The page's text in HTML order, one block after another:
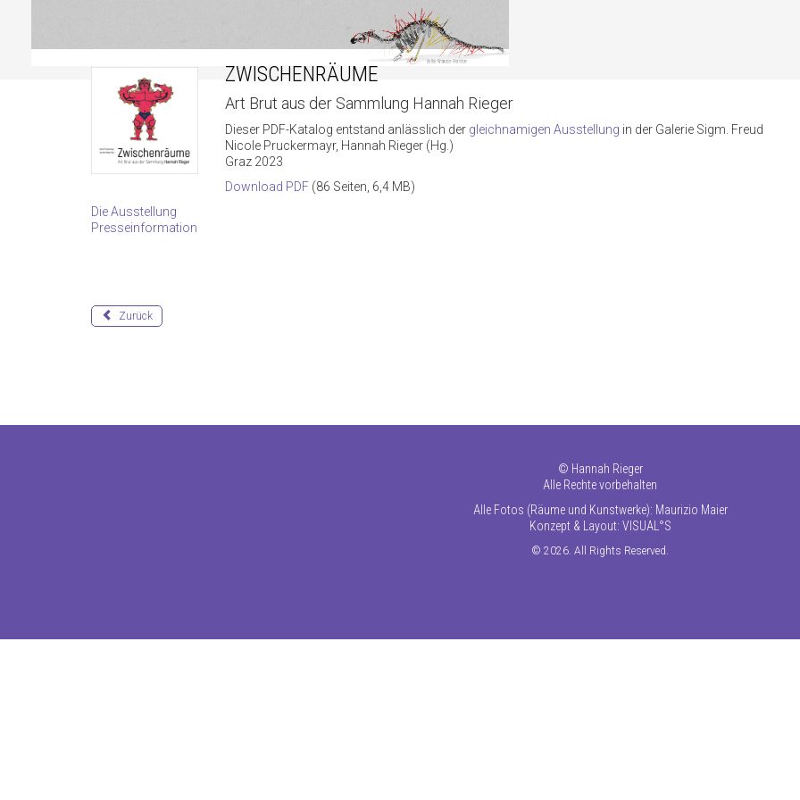
ZWISCHENRÄUME
Art Brut aus der Sammlung Hannah Rieger
Dieser PDF-Katalog entstand anlässlich der gleichnamigen Ausstellung in der Galerie Sigm. Freud
Nicole Pruckermayr, Hannah Rieger (Hg.)
Graz 2023
Download PDF (86 Seiten, 6,4 MB)
Die Ausstellung
Presseinformation
Zurück
© Hannah Rieger
Alle Rechte vorbehalten
Alle Fotos (Räume und Kunstwerke): Maurizio Maier
Konzept & Layout: VISUAL°S
© 2026. All Rights Reserved.